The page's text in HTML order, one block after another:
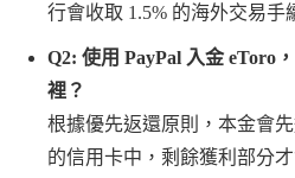
行會收取 1.5% 的海外交易手
Q2: 使用 PayPal 入金 eToro
裡？
根據優先返還原則，本金會
的信用卡中，剩餘獲利部分